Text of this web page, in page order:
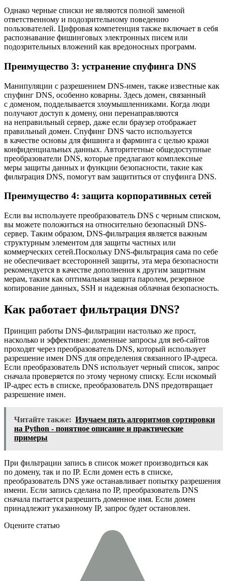
Однако черные списки не являются полной заменой
ответственному и подозрительному поведению
пользователей. Цифровая компетенция также включает в себя
распознавание фишинговых электронных писем или
подозрительных вложений как вредоносных программ.
Преимущество 3: устранение спуфинга DNS
Манипуляции с разрешением DNS-имен, также известные как
спуфинг DNS, особенно коварны. Здесь домен, связанный
с доменом, подделывается злоумышленниками. Когда люди
получают доступ к домену, они перенаправляются
на неправильный сервер, даже если браузер отображает
правильный домен. Спуфинг DNS часто используется
в качестве основы для фишинга и фарминга с целью кражи
конфиденциальных данных. Авторитетные общедоступные
преобразователи DNS, которые предлагают комплексные
меры защиты данных и функции безопасности, такие как
фильтрация DNS, помогут вам защититься от спуфинга DNS.
Преимущество 4: защита корпоративных сетей
Если вы используете преобразователь DNS с черным списком,
вы можете положиться на относительно безопасный DNS-
сервер. Таким образом, DNS-фильтрация является важным
структурным элементом для защиты частных или
коммерческих сетей.Поскольку DNS-фильтрация сама по себе
не обеспечивает всесторонней защиты, эта мера безопасности
рекомендуется в качестве дополнения к другим защитным
мерам, таким как оптимальная защита паролем, резервное
копирование данных, SSH и надежная облачная безопасность.
Как работает фильтрация DNS?
Принцип работы DNS-фильтрации настолько же прост,
насколько и эффективен: доменные запросы для веб-сайтов
проходят через преобразователь DNS, который использует
разрешение имен DNS для определения связанного IP-адреса.
Если преобразователь DNS использует черный список, запрос
сначала проверяется по этому черному списку. Если искомый
IP-адрес есть в списке, преобразователь DNS предотвращает
разрешение имен.
Читайте также: Изучаем пять алгоритмов сортировки
на Python - понятное описание и практические
примеры
При фильтрации запись в список может производиться как
по домену, так и по IP. Если домен есть в списке,
преобразователь DNS уже останавливает попытку разрешения
имени. Если запись сделана по IP, преобразователь DNS
сначала пытается разрешить доменное имя. Если домен
принадлежит указанному IP, запрос будет остановлен.
Оцените статью